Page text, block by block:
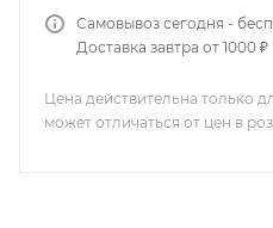
Самовывоз сегодня -
Доставка завтра от 1000 ₽
Цена действительна только
может отличаться от цен в